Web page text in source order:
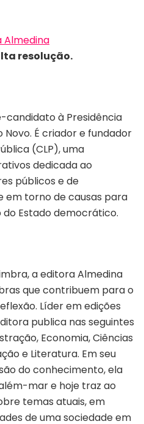
Almedina
resolução.
candidato à Presidência
É criador e fundador
(CLP), uma
dedicada ao
públicos e de
em torno de causas para
Estado democrático.
a editora Almedina
que contribuem para o
Líder em edições
publica nas seguintes
Economia, Ciências
e Literatura. Em seu
do conhecimento, ela
mar e hoje traz ao
temas atuais, em
de uma sociedade em